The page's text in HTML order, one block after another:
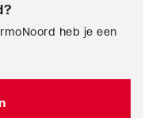
?
heb je een